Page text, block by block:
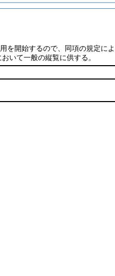
を開始するので、同項の規定によ
いて一般の縦覧に供する。